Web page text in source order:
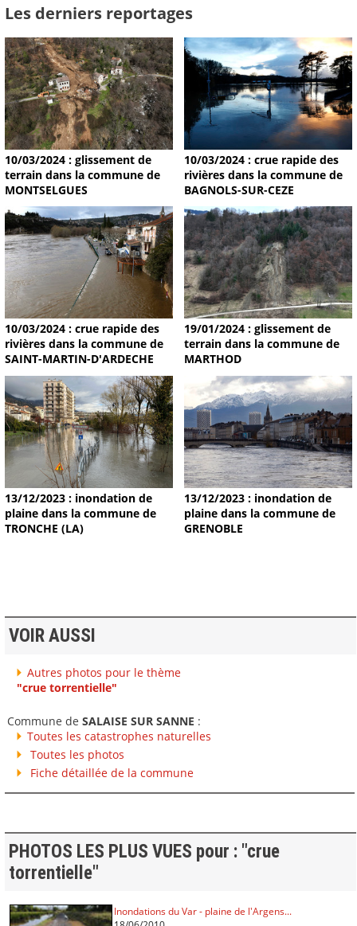
Les derniers reportages
10/03/2024 : glissement de
terrain dans la commune de
MONTSELGUES
10/03/2024 : crue rapide des
rivières dans la commune de
BAGNOLS-SUR-CEZE
10/03/2024 : crue rapide des
rivières dans la commune de
SAINT-MARTIN-D'ARDECHE
19/01/2024 : glissement de
terrain dans la commune de
MARTHOD
13/12/2023 : inondation de
plaine dans la commune de
TRONCHE (LA)
13/12/2023 : inondation de
plaine dans la commune de
GRENOBLE
VOIR AUSSI
Autres photos pour le thème
"crue torrentielle"
Commune de SALAISE SUR SANNE :
Toutes les catastrophes naturelles
Toutes les photos
Fiche détaillée de la commune
PHOTOS LES PLUS VUES pour : "crue
torrentielle"
Inondations du Var - plaine de l'Argens...